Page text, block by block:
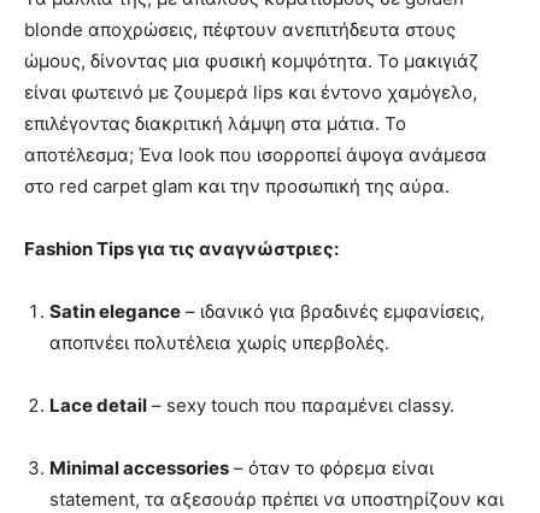
blonde αποχρώσεις, πέφτουν ανεπιτήδευτα στους
ώμους, δίνοντας μια φυσική κομψότητα. Το μακιγιάζ
είναι φωτεινό με ζουμερά lips και έντονο χαμόγελο,
επιλέγοντας διακριτική λάμψη στα μάτια. Το
αποτέλεσμα; Ένα look που ισορροπεί άψογα ανάμεσα
στο red carpet glam και την προσωπική της αύρα.
Fashion Tips για τις αναγνώστριες:
Satin elegance – ιδανικό για βραδινές εμφανίσεις,
αποπνέει πολυτέλεια χωρίς υπερβολές.
Lace detail – sexy touch που παραμένει classy.
Minimal accessories – όταν το φόρεμα είναι
statement, τα αξεσουάρ πρέπει να υποστηρίζουν και